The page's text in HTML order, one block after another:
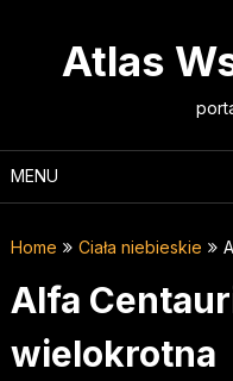
Atlas
MENU
Home Ciała niebieskie
Alfa
wielokrotna